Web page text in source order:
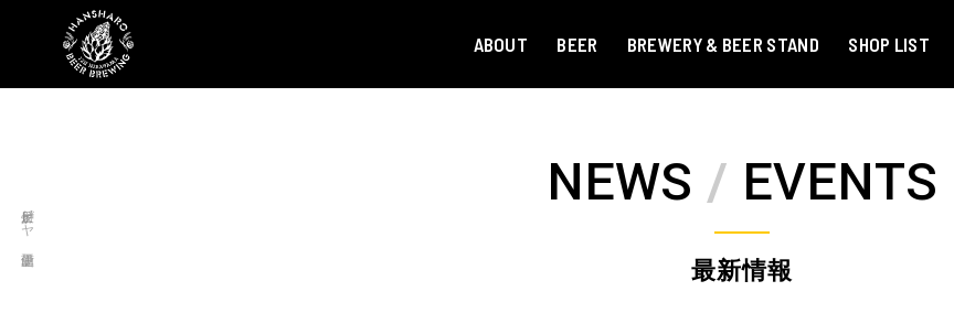
ABOUT BEER BREWERY & BEER STAND SHOP LIST
NEWS / EVENTS
最新情報
反射炉ビヤ 伊豆韮山